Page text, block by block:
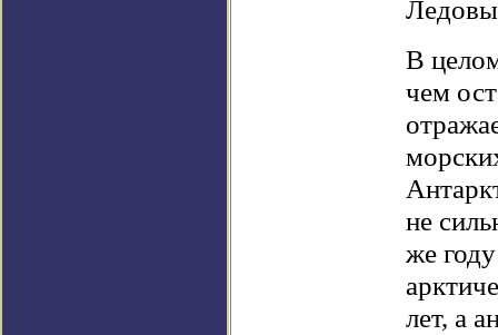
В
чем
не
же
лет, а